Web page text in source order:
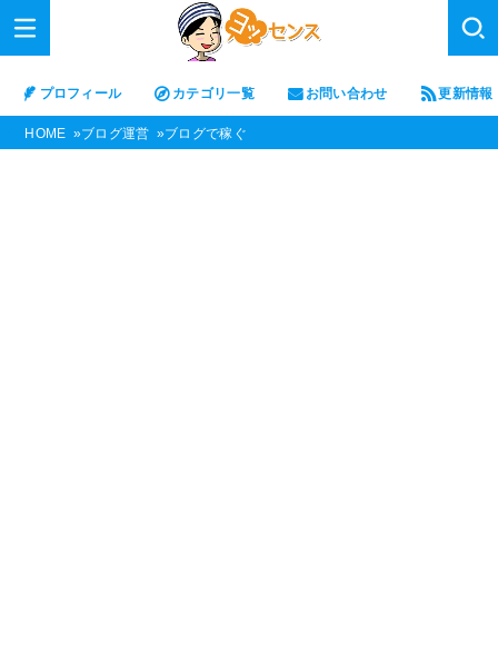
プロフィール カテゴリ一覧 お問い合わせ 更新情報
HOME ブログ運営 ブログで稼ぐ